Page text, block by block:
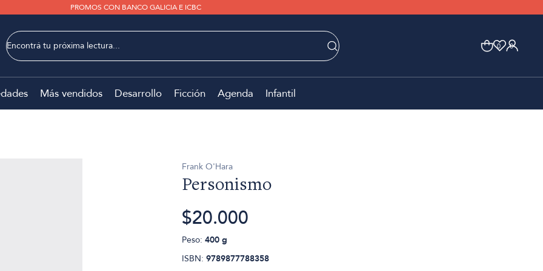
PROMOS CON BANCO GALICIA E ICBC
0 0
Más vendidos Desarrollo Ficción Agenda Infantil
Frank O'Hara
Personismo
$20.000
Peso: 400 g
ISBN: 9789877788358